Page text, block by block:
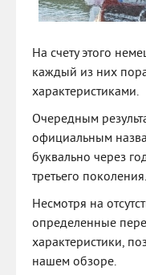
На счету этого
каждый из них
характеристиками.
Очередным
официальным
буквально через
третьего поколения.
Несмотря на
определенные
характеристики,
нашем обзоре.